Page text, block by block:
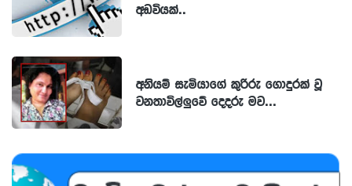
අඩවියක්..
අනියම් සැමියාගේ කුරිරු ගොදුරක් වූ
වනතාවිල්ලුවේ දෙදරු මව...